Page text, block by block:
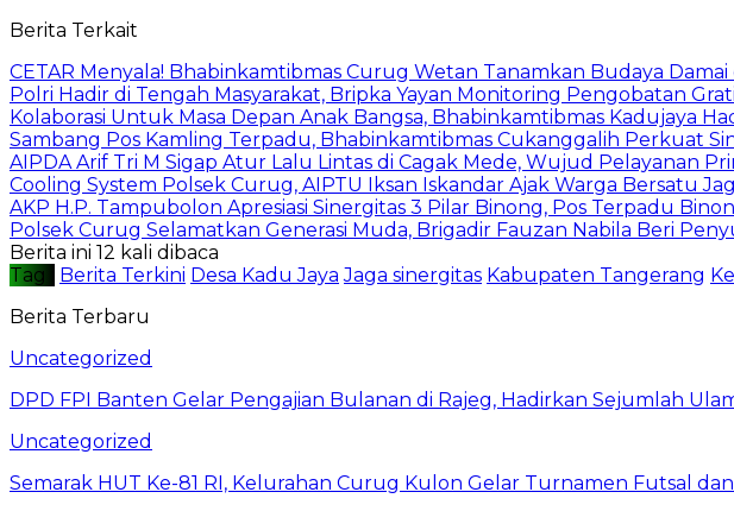
Berita Terkait
CETAR Menyala! Bhabinkamtibmas Curug Wetan Tanamkan Budaya Damai
Polri Hadir di Tengah Masyarakat, Bripka Yayan Monitoring Pengobatan
Kolaborasi Untuk Masa Depan Anak Bangsa, Bhabinkamtibmas Kadujaya
Sambang Pos Kamling Terpadu, Bhabinkamtibmas Cukanggalih Perkuat
AIPDA Arif Tri M Sigap Atur Lalu Lintas di Cagak Mede, Wujud Pelayanan
Cooling System Polsek Curug, AIPTU Iksan Iskandar Ajak Warga Bersatu
AKP H.P. Tampubolon Apresiasi Sinergitas 3 Pilar Binong, Pos Terpadu
Polsek Curug Selamatkan Generasi Muda, Brigadir Fauzan Nabila Beri
Berita ini 12 kali dibaca
Tag :
Berita Terkini Desa Kadu Jaya Jaga sinergitas Kabupaten Tangerang
Berita Terbaru
Uncategorized
DPD FPI Banten Gelar Pengajian Bulanan di Rajeg, Hadirkan Sejumlah
Uncategorized
Semarak HUT Ke-81 RI, Kelurahan Curug Kulon Gelar Turnamen Futsal